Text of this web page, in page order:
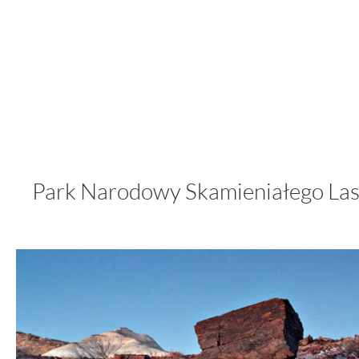
Park Narodowy Skamieniałego